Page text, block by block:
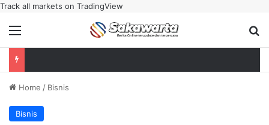
Track all markets on TradingView
Menu
Home / Bisnis
Bisnis